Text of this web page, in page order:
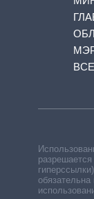
обязательна